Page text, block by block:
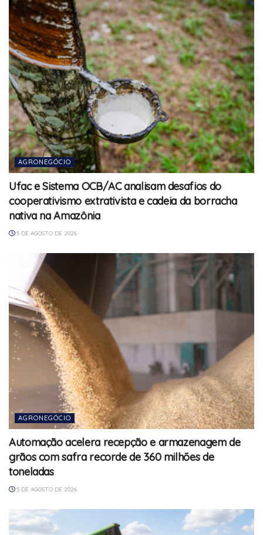
AGRONEGÓCIO
Ufac e Sistema OCB/AC analisam desafios do
cooperativismo extrativista e cadeia da borracha
nativa na Amazônia
5 DE AGOSTO DE 2026
AGRONEGÓCIO
Automação acelera recepção e armazenagem de
grãos com safra recorde de 360 milhões de
toneladas
5 DE AGOSTO DE 2026